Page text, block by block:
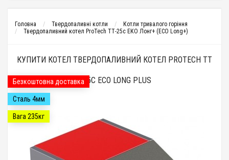
Головна Твердопаливні котли
Котли тривалого горіння
Твердопаливний котел ProTech ТТ-25с ЕКО Лонг+ (ECO Long+)
КУПИТИ КОТЕЛ ТВЕРДОПАЛИВНИЙ КОТЕЛ PROTECH ТТ
- 25С ECO LONG PLUS
Безкоштовна доставка
Сталь 4мм
Вага 235кг